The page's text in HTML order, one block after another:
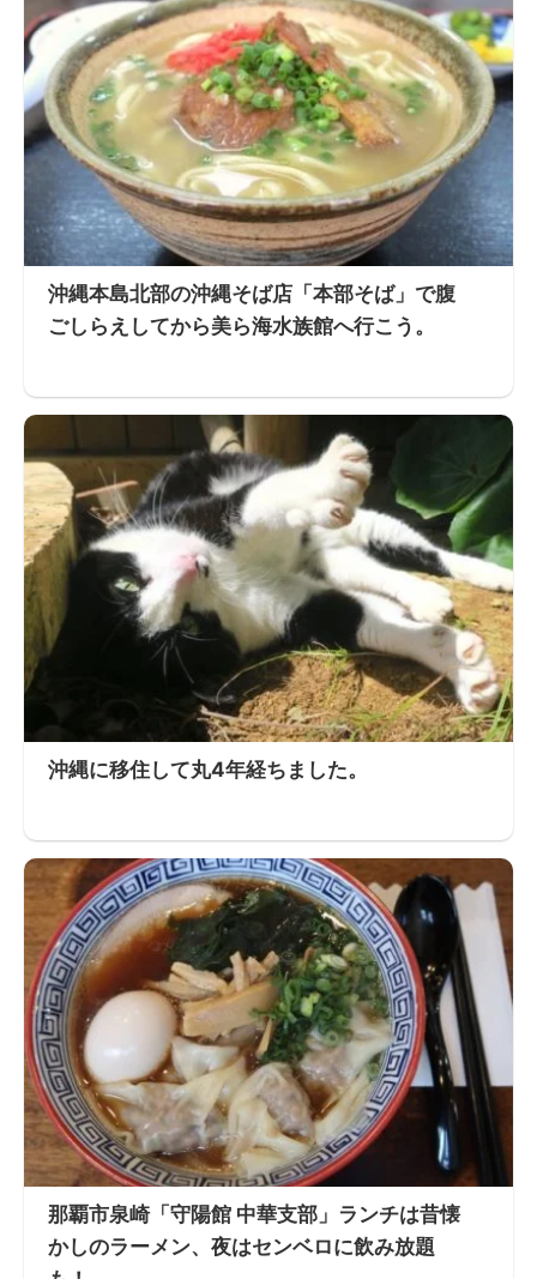
沖縄本島北部の沖縄そば店「本部そば」で腹
ごしらえしてから美ら海水族館へ行こう。
沖縄に移住して丸4年経ちました。
那覇市泉崎「守陽館 中華支部」ランチは昔懐
かしのラーメン、夜はセンベロに飲み放題